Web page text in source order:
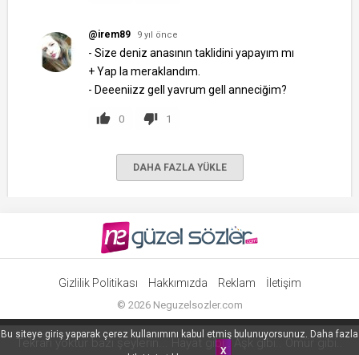
@irem89 9 yıl önce
- Size deniz anasının taklidini yapayım mı
+ Yap la meraklandım.
- Deeeniizz gell yavrum gell anneciğim?
0 1
DAHA FAZLA YÜKLE
Gizlilik Politikası Hakkımızda Reklam İletişim
© 2026 Neguzelsozler.com
Tekrarı yoktur bazı şeylerin... Hayat gibi.. Aşk gibi.. Ömür gibi..
Bu siteye giriş yaparak çerez kullanımını kabul etmiş bulunuyorsunuz. Daha fazla
X